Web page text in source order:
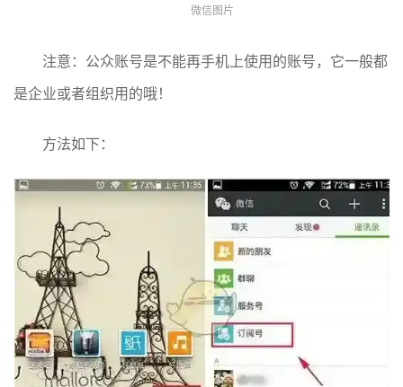
微信图片
注意：公众账号是不能再手机上使用的账号，它一般都
是企业或者组织用的哦！
方法如下：